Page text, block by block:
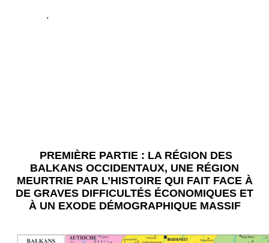
.
PREMIÈRE PARTIE : LA RÉGION DES
BALKANS OCCIDENTAUX, UNE RÉGION
MEURTRIE PAR L’HISTOIRE QUI FAIT FACE À
DE GRAVES DIFFICULTÉS ÉCONOMIQUES ET
À UN EXODE DÉMOGRAPHIQUE MASSIF